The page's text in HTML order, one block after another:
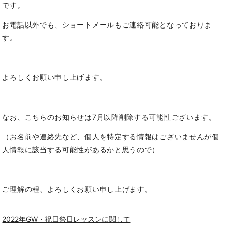
です。
お電話以外でも、ショートメールもご連絡可能となっておりま
す。
よろしくお願い申し上げます。
なお、こちらのお知らせは7月以降削除する可能性ございます。
（お名前や連絡先など、個人を特定する情報はございませんが個
人情報に該当する可能性があるかと思うので）
ご理解の程、よろしくお願い申し上げます。
2022年GW・祝日祭日レッスンに関して